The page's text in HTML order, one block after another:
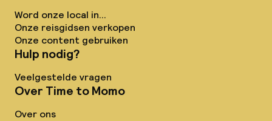
Word onze local in...
Onze reisgidsen verkopen
Onze content gebruiken
Hulp nodig?
Veelgestelde vragen
Over Time to Momo
Over ons